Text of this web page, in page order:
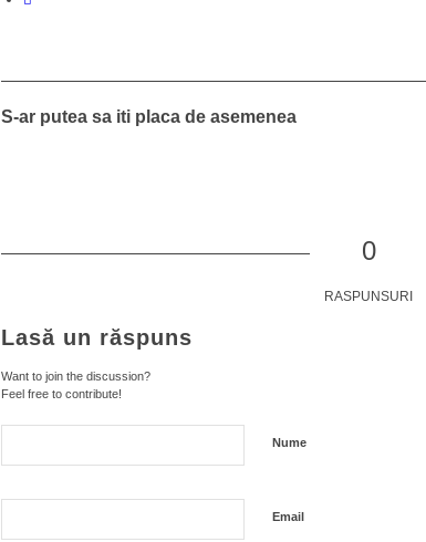
S-ar putea sa iti placa de asemenea
0
RASPUNSURI
Lasă un răspuns
Want to join the discussion?
Feel free to contribute!
Nume
Email